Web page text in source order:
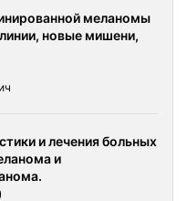
меланомы
новые мишени,
и лечения больных
и